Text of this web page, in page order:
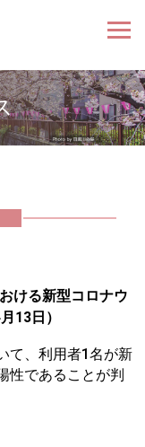
ける新型コロナウ
13日 ）
て 、利用者1名が新
性であることが判